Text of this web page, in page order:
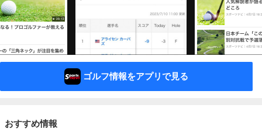
ゴルフ情報をアプリで見る
おすすめ情報